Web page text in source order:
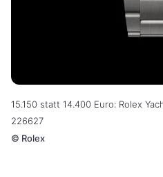
15.150 statt 14.400 Euro: Rolex
226627
© Rolex